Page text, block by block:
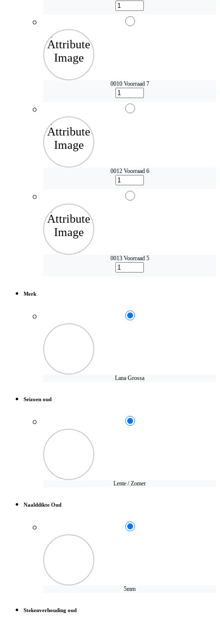
0010 Voorraad 7
0012 Voorraad 6
0013 Voorraad 5
Merk
Lana Grossa
Seizoen oud
Lente / Zomer
Naalddikte Oud
5mm
Stekenverhouding oud